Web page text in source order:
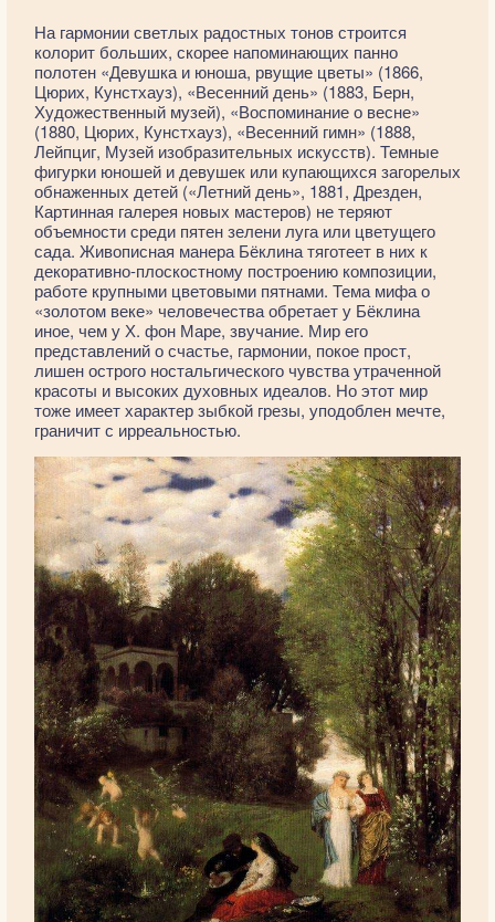
На гармонии светлых радостных тонов строится
колорит больших, скорее напоминающих панно
полотен «Девушка и юноша, рвущие цветы» (1866,
Цюрих, Кунстхауз), «Весенний день» (1883, Берн,
Художественный музей), «Воспоминание о весне»
(1880, Цюрих, Кунстхауз), «Весенний гимн» (1888,
Лейпциг, Музей изобразительных искусств). Темные
фигурки юношей и девушек или купающихся загорелых
обнаженных детей («Летний день», 1881, Дрезден,
Картинная галерея новых мастеров) не теряют
объемности среди пятен зелени луга или цветущего
сада. Живописная манера Бёклина тяготеет в них к
декоративно-плоскостному построению композиции,
работе крупными цветовыми пятнами. Тема мифа о
«золотом веке» человечества обретает у Бёклина
иное, чем у Х. фон Маре, звучание. Мир его
представлений о счастье, гармонии, покое прост,
лишен острого ностальгического чувства утраченной
красоты и высоких духовных идеалов. Но этот мир
тоже имеет характер зыбкой грезы, уподоблен мечте,
граничит с ирреальностью.